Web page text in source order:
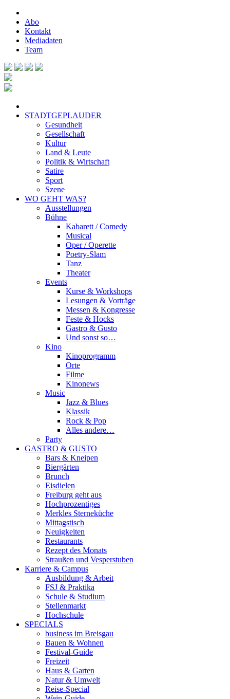
Abo
Kontakt
Mediadaten
Team
STADTGEPLAUDER
Gesundheit
Gesellschaft
Kultur
Land & Leute
Politik & Wirtschaft
Satire
Sport
Szene
WO GEHT WAS?
Ausstellungen
Bühne
Kabarett / Comedy
Musical
Oper / Operette
Poetry-Slam
Tanz
Theater
Events
Kurse & Workshops
Lesungen & Vorträge
Messen & Kongresse
Feste & Hocks
Gastro & Gusto
Und sonst so…
Kino
Kinoprogramm
Orte
Filme
Kinonews
Music
Jazz & Blues
Klassik
Rock & Pop
Alles andere…
Party
GASTRO & GUSTO
Bars & Kneipen
Biergärten
Brunch
Eisdielen
Freiburg geht aus
Hochprozentiges
Merkles Sterneküche
Mittagstisch
Neuigkeiten
Restaurants
Rezept des Monats
Straußen und Vesperstuben
Karriere & Campus
Ausbildung & Arbeit
FSJ & Praktika
Schule & Studium
Stellenmarkt
Hochschule
SPECIALS
business im Breisgau
Bauen & Wohnen
Festival-Guide
Freizeit
Haus & Garten
Natur & Umwelt
Reise-Special